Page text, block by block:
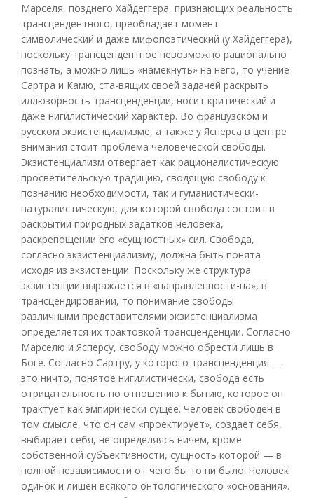
Марселя, позднего Хайдеггера, признающих реальность
трансцендентного, преобладает момент
символический и даже мифопоэтический (у Хайдеггера),
поскольку трансцендентное невозможно рационально
познать, а можно лишь «намекнуть» на него, то учение
Сартра и Камю, ста-вящих своей задачей раскрыть
иллюзорность трансценденции, носит критический и
даже нигилистический характер. Во французском и
русском экзистенциализме, а также у Ясперса в центре
внимания стоит проблема человеческой свободы.
Экзистенциализм отвергает как рационалистическую
просветительскую традицию, сводящую свободу к
познанию необходимости, так и гуманистически-
натуралистическую, для которой свобода состоит в
раскрытии природных задатков человека,
раскрепощении его «сущностных» сил. Свобода,
согласно экзистенциализму, должна быть понята
исходя из экзистенции. Поскольку же структура
экзистенции выражается в «направленности-на», в
трансцендировании, то понимание свободы
различными представителями экзистенциализма
определяется их трактовкой трансценденции. Согласно
Марселю и Ясперсу, свободу можно обрести лишь в
Боге. Согласно Сартру, у которого трансценденция —
это ничто, понятое нигилистически, свобода есть
отрицательность по отношению к бытию, которое он
трактует как эмпирически сущее. Человек свободен в
том смысле, что он сам «проектирует», создает себя,
выбирает себя, не определяясь ничем, кроме
собственной субъективности, сущность которой — в
полной независимости от чего бы то ни было. Человек
одинок и лишен всякого онтологического «основания».